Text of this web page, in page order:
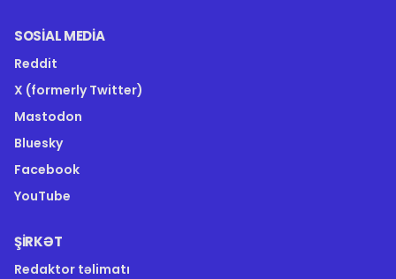
SOSIAL MEDIA
Reddit
X (formerly Twitter)
Mastodon
Bluesky
Facebook
YouTube
ŞIRKƏT
Redaktor təlimatı